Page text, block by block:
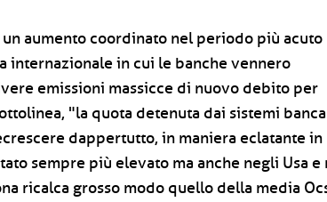
aumento coordinato nel periodo più acuto
internazionale in cui le banche vennero
emissioni massicce di nuovo debito per
"la quota detenuta dai sistemi
dappertutto, in maniera eclatante in
sempre più elevato ma anche negli Usa e
ricalca grosso modo quello della media